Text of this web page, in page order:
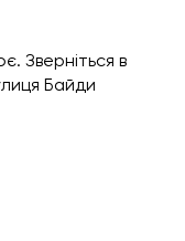
Зверніться в
Байди